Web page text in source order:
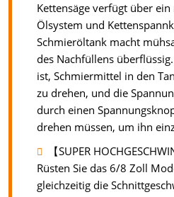
Kettensäge verfügt über
Ölsystem und
Schmieröltank macht
des Nachfüllens
ist, Schmiermittel in den
zu drehen, und die
durch einen
drehen müssen, um ihn
【SUPER
Rüsten Sie das 6/8 Zoll
gleichzeitig die